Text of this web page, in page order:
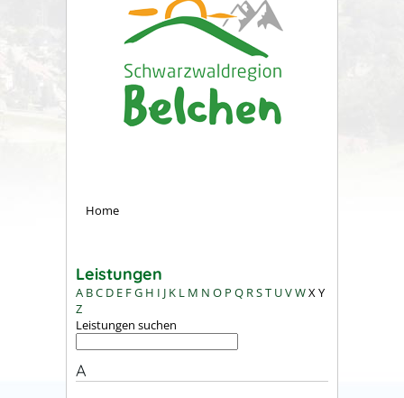
Home
Leistungen
A BC D E FG H I J K L M N O P Q RST UVWXY
Z
Leistungen suchen
A